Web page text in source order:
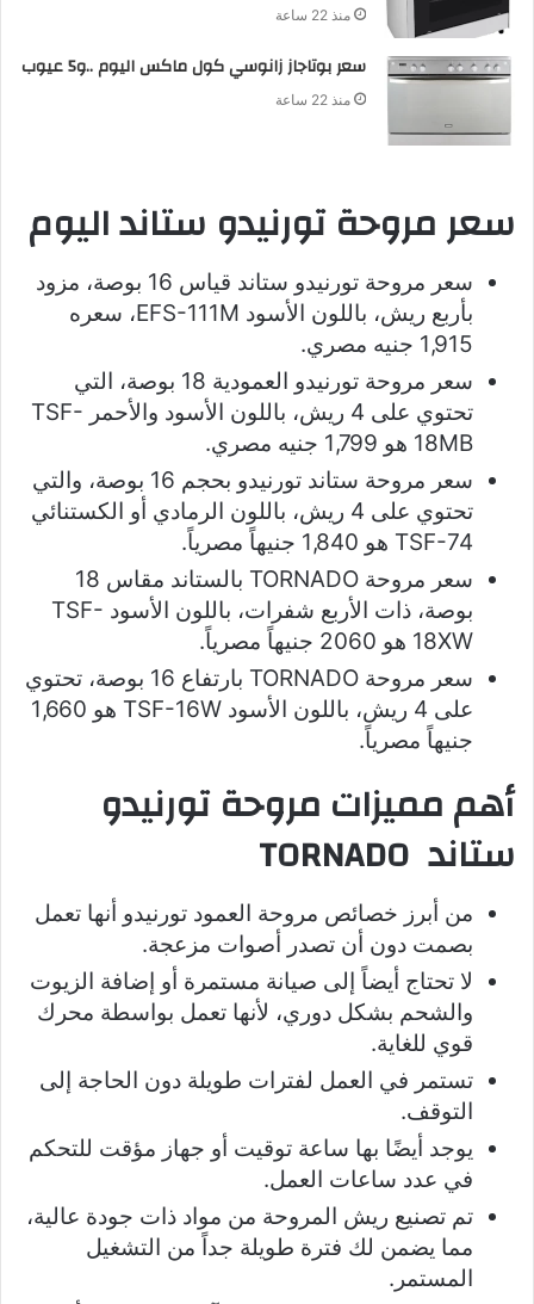
منذ 22 ساعة
سعر بوتاجاز زانوسي كول ماكس اليوم ..و5 عيوب
منذ 22 ساعة
سعر مروحة تورنيدو ستاند اليوم
سعر مروحة تورنيدو ستاند قياس 16 بوصة، مزود
بأربع ريش، باللون الأسود EFS-111M، سعره
1,915 جنيه مصري.
سعر مروحة تورنيدو العمودية 18 بوصة، التي
تحتوي على 4 ريش، باللون الأسود والأحمر TSF-
18MB هو 1,799 جنيه مصري.
سعر مروحة ستاند تورنيدو بحجم 16 بوصة، والتي
تحتوي على 4 ريش، باللون الرمادي أو الكستنائي
TSF-74 هو 1,840 جنيهاً مصرياً.
سعر مروحة TORNADO بالستاند مقاس 18
بوصة، ذات الأربع شفرات، باللون الأسود TSF-
18XW هو 2060 جنيهاً مصرياً.
سعر مروحة TORNADO بارتفاع 16 بوصة، تحتوي
على 4 ريش، باللون الأسود TSF-16W هو 1,660
جنيهاً مصرياً.
أهم مميزات مروحة تورنيدو
ستاند TORNADO
من أبرز خصائص مروحة العمود تورنيدو أنها تعمل
بصمت دون أن تصدر أصوات مزعجة.
لا تحتاج أيضاً إلى صيانة مستمرة أو إضافة الزيوت
والشحم بشكل دوري، لأنها تعمل بواسطة محرك
قوي للغاية.
تستمر في العمل لفترات طويلة دون الحاجة إلى
التوقف.
يوجد أيضًا بها ساعة توقيت أو جهاز مؤقت للتحكم
في عدد ساعات العمل.
تم تصنيع ريش المروحة من مواد ذات جودة عالية،
مما يضمن لك فترة طويلة جداً من التشغيل
المستمر.